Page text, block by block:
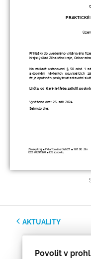
Povolit v
AKTUALITY